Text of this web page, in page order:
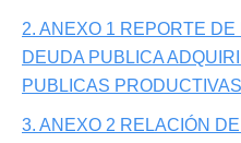
2. ANEXO 1 REPORTE
DEUDA PUBLICA
PUBLICAS PRODUCTIVAS
3. ANEXO 2 RELACIÓN